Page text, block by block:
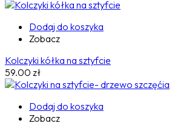
Dodaj do koszyka
Zobacz
Kolczyki kółka na sztyfcie
59.00 zł
Dodaj do koszyka
Zobacz